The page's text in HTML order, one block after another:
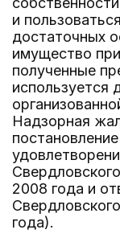
и
достаточных
имущество
полученные
используется
Надзорная
2008 года и
года).